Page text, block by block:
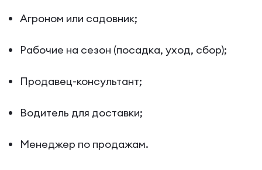
Агроном или садовник;
Рабочие на сезон (посадка, уход, сбор);
Продавец-консультант;
Водитель для доставки;
Менеджер по продажам.